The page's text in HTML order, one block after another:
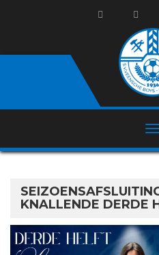
KNALLENDE DERDE